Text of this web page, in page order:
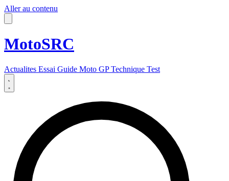
Aller au contenu
MotoSRC
Actualites Essai Guide Moto GPTechnique Test